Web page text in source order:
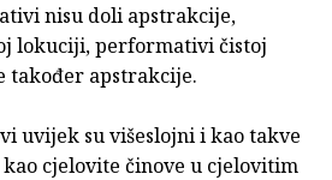
nisu doli apstrakcije,
lokuciji, performativi čistoj
također apstrakcije.
uvijek su višeslojni i kao takve
cjelovite činove u cjelovitim